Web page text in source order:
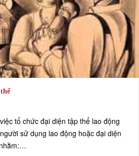
tổ chức đại diện tập thể lao động
sử dụng lao động hoặc đại diện